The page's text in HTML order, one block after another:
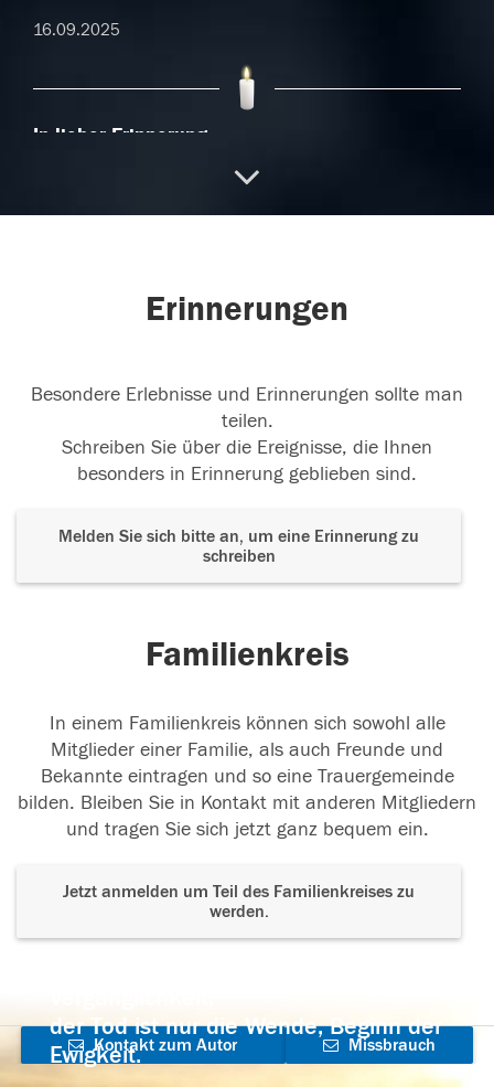
16.09.2025
In lieber Erinnerung
Erinnerungen
Besondere Erlebnisse und Erinnerungen sollte man
teilen.
Schreiben Sie über die Ereignisse, die Ihnen
besonders in Erinnerung geblieben sind.
Melden Sie sich bitte an, um eine Erinnerung zu
schreiben
Familienkreis
In einem Familienkreis können sich sowohl alle
Mitglieder einer Familie, als auch Freunde und
Bekannte eintragen und so eine Trauergemeinde
bilden. Bleiben Sie in Kontakt mit anderen Mitgliedern
und tragen Sie sich jetzt ganz bequem ein.
Jetzt anmelden um Teil des Familienkreises zu
werden.
der Tod ist nur die Wende, Beginn der
Ewigkeit.
Kontakt zum Autor
aufnehmen
Missbrauch